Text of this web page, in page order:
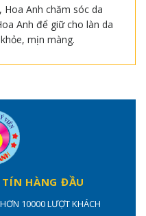
Anh chăm sóc da
Anh để giữ cho làn da
mịn màng.
HÀNG ĐẦU
10000 LƯỢT KHÁCH